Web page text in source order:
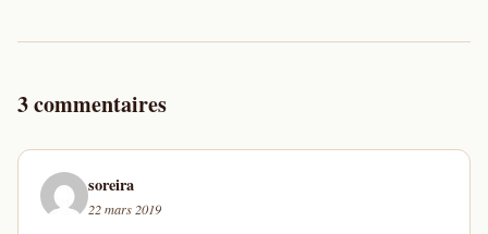
3 commentaires
soreira
22 mars 2019